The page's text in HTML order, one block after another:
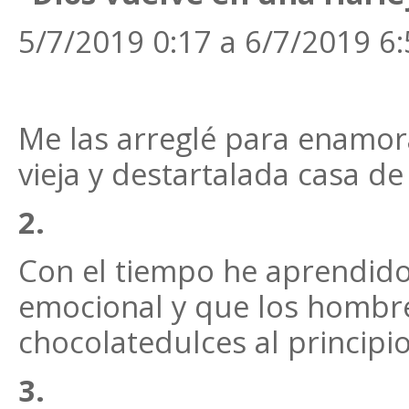
5/7/2019 0:17 a 6/7/2019
Me las arreglé para
vieja y destartalada casa
2.
Con el tiempo he
emocional y que los
chocolatedulces al
3.